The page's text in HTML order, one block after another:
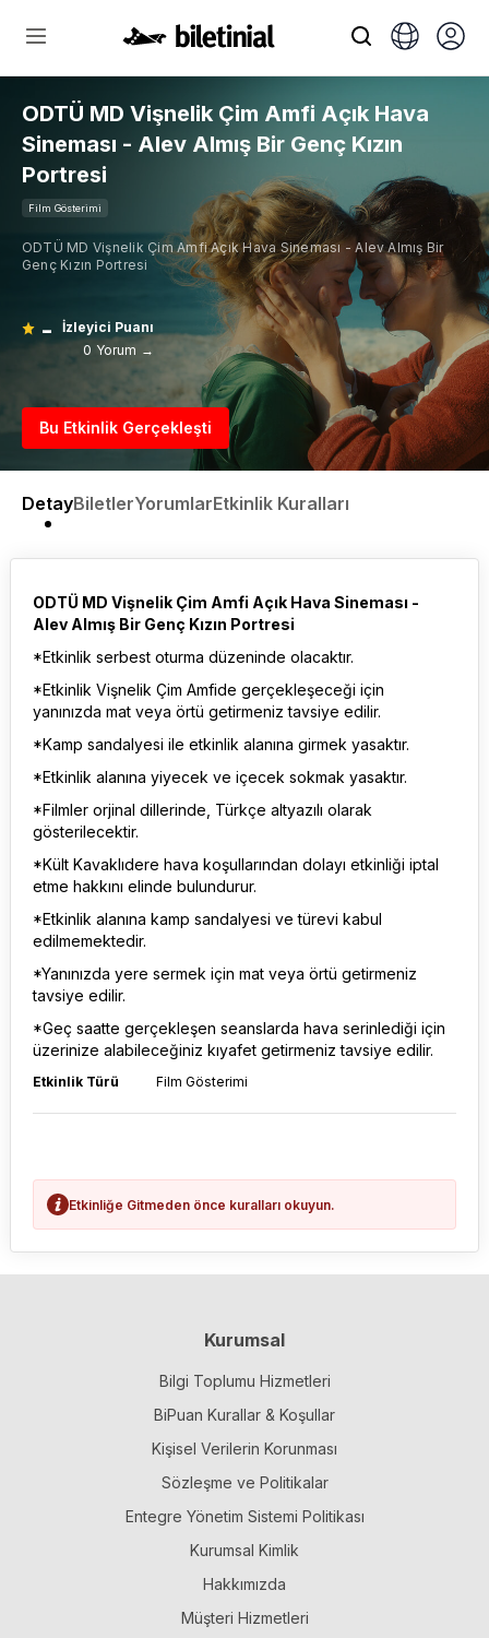
ODTÜ MD Vişnelik Çim Amfi Açık Hava
Sineması - Alev Almış Bir Genç Kızın
Portresi
Film Gösterimi
ODTÜ MD Vişnelik Çim Amfi Açık Hava Sineması - Alev Almış Bir
Genç Kızın Portresi
-
İzleyici Puanı
0 Yorum →
Bu Etkinlik Gerçekleşti
DetayBiletlerYorumlarEtkinlik Kuralları
ODTÜ MD Vişnelik Çim Amfi Açık Hava Sineması -
Alev Almış Bir Genç Kızın Portresi
*Etkinlik serbest oturma düzeninde olacaktır.
*Etkinlik Vişnelik Çim Amfide gerçekleşeceği için
yanınızda mat veya örtü getirmeniz tavsiye edilir.
*Kamp sandalyesi ile etkinlik alanına girmek yasaktır.
*Etkinlik alanına yiyecek ve içecek sokmak yasaktır.
*Filmler orjinal dillerinde, Türkçe altyazılı olarak
gösterilecektir.
*Kült Kavaklıdere hava koşullarından dolayı etkinliği iptal
etme hakkını elinde bulundurur.
*Etkinlik alanına kamp sandalyesi ve türevi kabul
edilmemektedir.
*Yanınızda yere sermek için mat veya örtü getirmeniz
tavsiye edilir.
*Geç saatte gerçekleşen seanslarda hava serinlediği için
üzerinize alabileceğiniz kıyafet getirmeniz tavsiye edilir.
Etkinlik Türü Film Gösterimi
Etkinliğe Gitmeden önce kuralları okuyun.
Kurumsal
Bilgi Toplumu Hizmetleri
BiPuan Kurallar & Koşullar
Kişisel Verilerin Korunması
Sözleşme ve Politikalar
Entegre Yönetim Sistemi Politikası
Kurumsal Kimlik
Hakkımızda
Müşteri Hizmetleri